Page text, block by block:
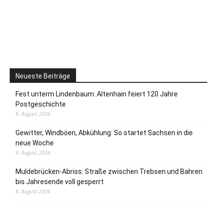
Neueste Beiträge
Fest unterm Lindenbaum: Altenhain feiert 120 Jahre
Postgeschichte
9. August 2026
Gewitter, Windböen, Abkühlung: So startet Sachsen in die
neue Woche
9. August 2026
Muldebrücken-Abriss: Straße zwischen Trebsen und Bahren
bis Jahresende voll gesperrt
8. August 2026